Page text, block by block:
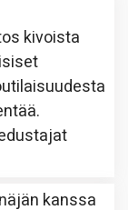
kivoista
kanssa